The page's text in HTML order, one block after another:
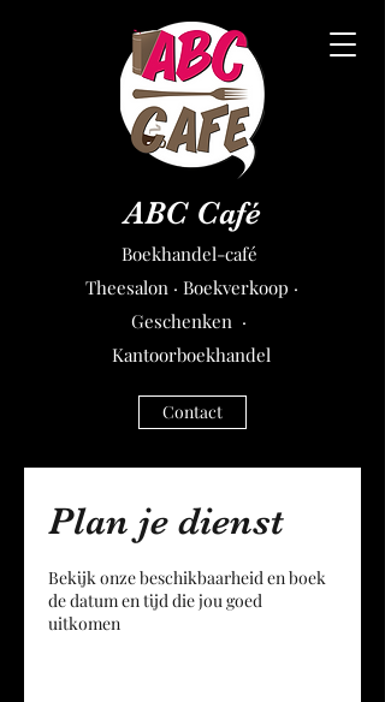
ABC Café
Boekhandel-café
Theesalon · Boekverkoop ·
Geschenken ·
Kantoorboekhandel
Contact
Plan je dienst
Bekijk onze beschikbaarheid en boek
de datum en tijd die jou goed
uitkomen